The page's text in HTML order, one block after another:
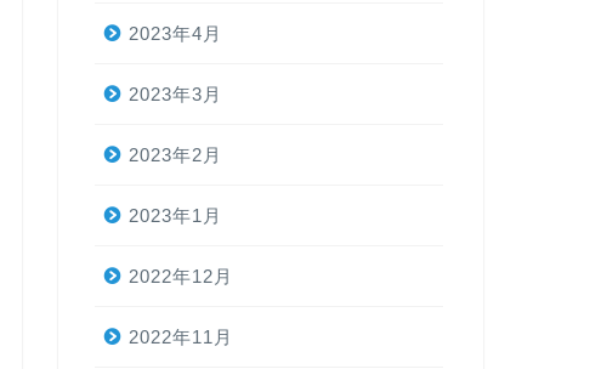
2023年4月
2023年3月
2023年2月
2023年1月
2022年12月
2022年11月